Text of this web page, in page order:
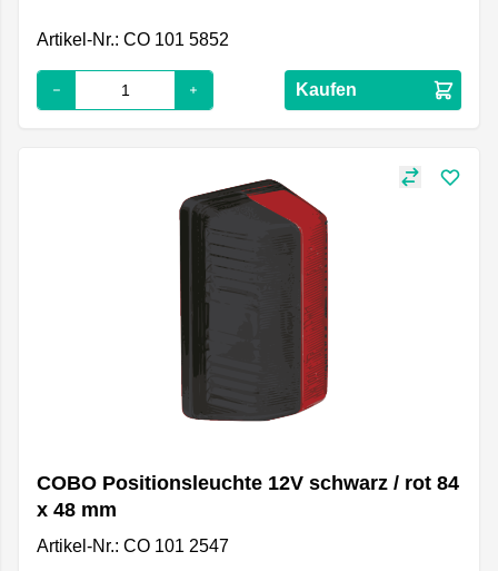
Artikel-Nr.: CO 101 5852
Kaufen
COBO Positionsleuchte 12V schwarz / rot 84
x 48 mm
Artikel-Nr.: CO 101 2547